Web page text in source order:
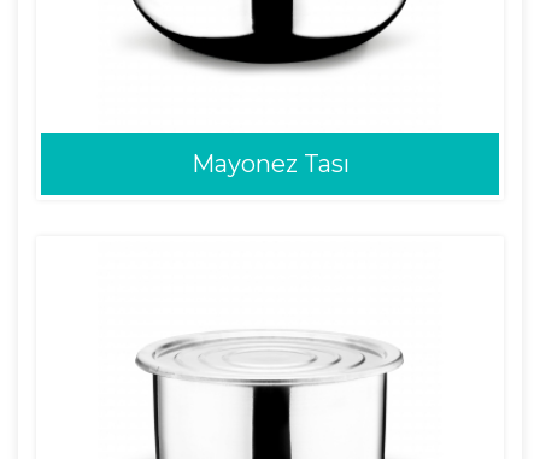
Mayonez Tası